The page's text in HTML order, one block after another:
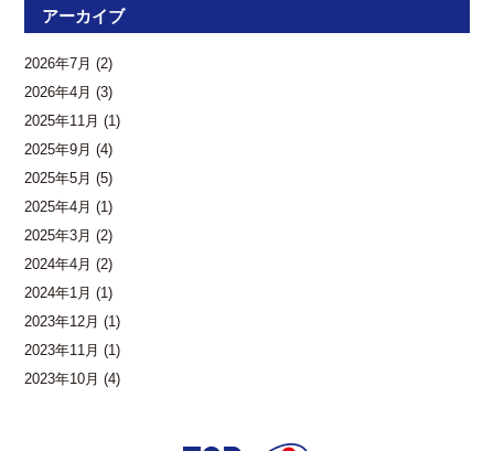
アーカイブ
2026年7月 (2)
2026年4月 (3)
2025年11月 (1)
2025年9月 (4)
2025年5月 (5)
2025年4月 (1)
2025年3月 (2)
2024年4月 (2)
2024年1月 (1)
2023年12月 (1)
2023年11月 (1)
2023年10月 (4)